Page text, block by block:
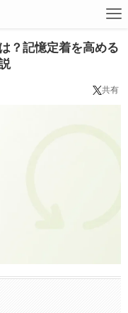
？記憶定着を高める
共有